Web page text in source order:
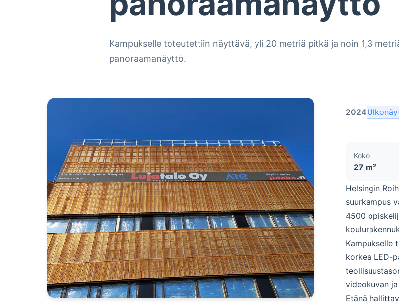
Kampukselle toteutettiin näyttävä, yli 20 metriä pitkä ja noin 1,3
panoraamanäyttö.
2024
Koko
27 m²
Helsingin
suurkampus
4500
Kampukselle
korkea LED-
videokuvan
Etänä